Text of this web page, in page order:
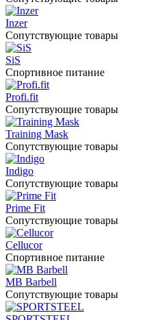
Inzer
Сопутствующие товары
SiS
Спортивное питание
Profi.fit
Сопутствующие товары
Training Mask
Сопутствующие товары
Indigo
Сопутствующие товары
Prime Fit
Сопутствующие товары
Cellucor
Спортивное питание
MB Barbell
Сопутствующие товары